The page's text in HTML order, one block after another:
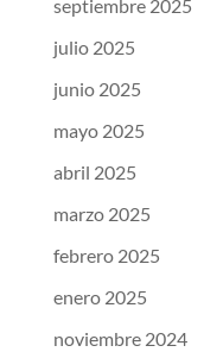
septiembre 2025
julio 2025
junio 2025
mayo 2025
abril 2025
marzo 2025
febrero 2025
enero 2025
noviembre 2024